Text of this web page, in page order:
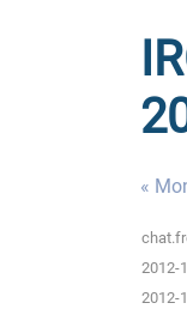
«
2012-
2012-